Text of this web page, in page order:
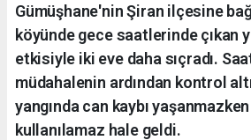
Gümüşhane'nin Şiran ilçesine
köyünde gece saatlerinde çıkan
etkisiyle iki eve daha sıçradı.
müdahalenin ardından kontrol
yangında can kaybı
kullanılamaz hale geldi.